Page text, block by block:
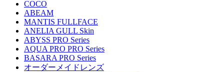
COCO
ABEAM
MANTIS FULLFACE
ANELIA GULL Skin
ABYSS PRO Series
AQUA PRO PRO Series
BASARA PRO Series
オーダーメイドレンズ